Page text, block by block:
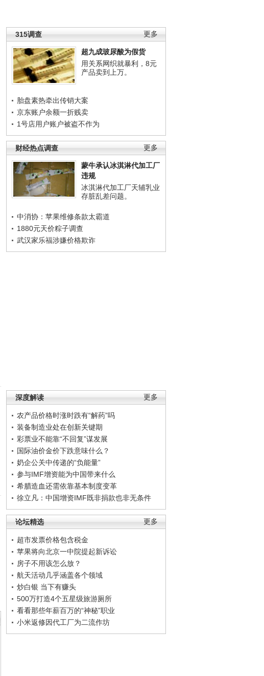
更多
315调查
超九成玻尿酸为假货
用关系网织就暴利，8元
产品卖到上万。
胎盘素热牵出传销大案
京东账户余额一折贱卖
1号店用户账户被盗不作为
更多
财经热点调查
蒙牛承认冰淇淋代加工厂
违规
冰淇淋代加工厂天辅乳业
存脏乱差问题。
中消协：苹果维修条款太霸道
1880元天价粽子调查
武汉家乐福涉嫌价格欺诈
更多
深度解读
农产品价格时涨时跌有“解药”吗
装备制造业处在创新关键期
彩票业不能靠“不回复”谋发展
国际油价金价下跌意味什么？
奶企公关中传递的“负能量”
参与IMF增资能为中国带来什么
希腊造血还需依靠基本制度变革
徐立凡：中国增资IMF既非捐款也非无条件
更多
论坛精选
超市发票价格包含税金
苹果将向北京一中院提起新诉讼
房子不用该怎么放？
航天活动几乎涵盖各个领域
炒白银 当下有赚头
500万打造4个五星级旅游厕所
看看那些年薪百万的“神秘”职业
小米返修因代工厂为二流作坊